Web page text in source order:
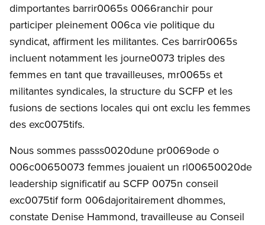
dimportantes barrir0065s 0066ranchir pour
participer pleinement 006ca vie politique du
syndicat, affirment les militantes. Ces barrir0065s
incluent notamment les journe0073 triples des
femmes en tant que travailleuses, mr0065s et
militantes syndicales, la structure du SCFP et les
fusions de sections locales qui ont exclu les femmes
des exc0075tifs.
Nous sommes passs0020dune pr0069ode o
006c00650073 femmes jouaient un rl00650020de
leadership significatif au SCFP 0075n conseil
exc0075tif form 006dajoritairement dhommes,
constate Denise Hammond, travailleuse au Conseil